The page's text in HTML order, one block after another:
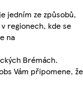
jedním ze způsobů,
regionech, kde se
na
Brémách.
Vám připomene, že